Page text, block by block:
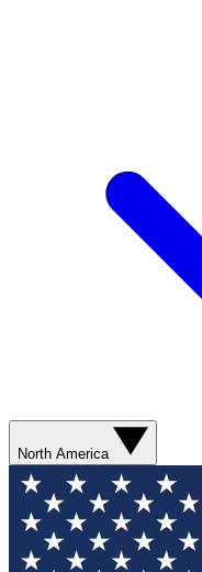
North America